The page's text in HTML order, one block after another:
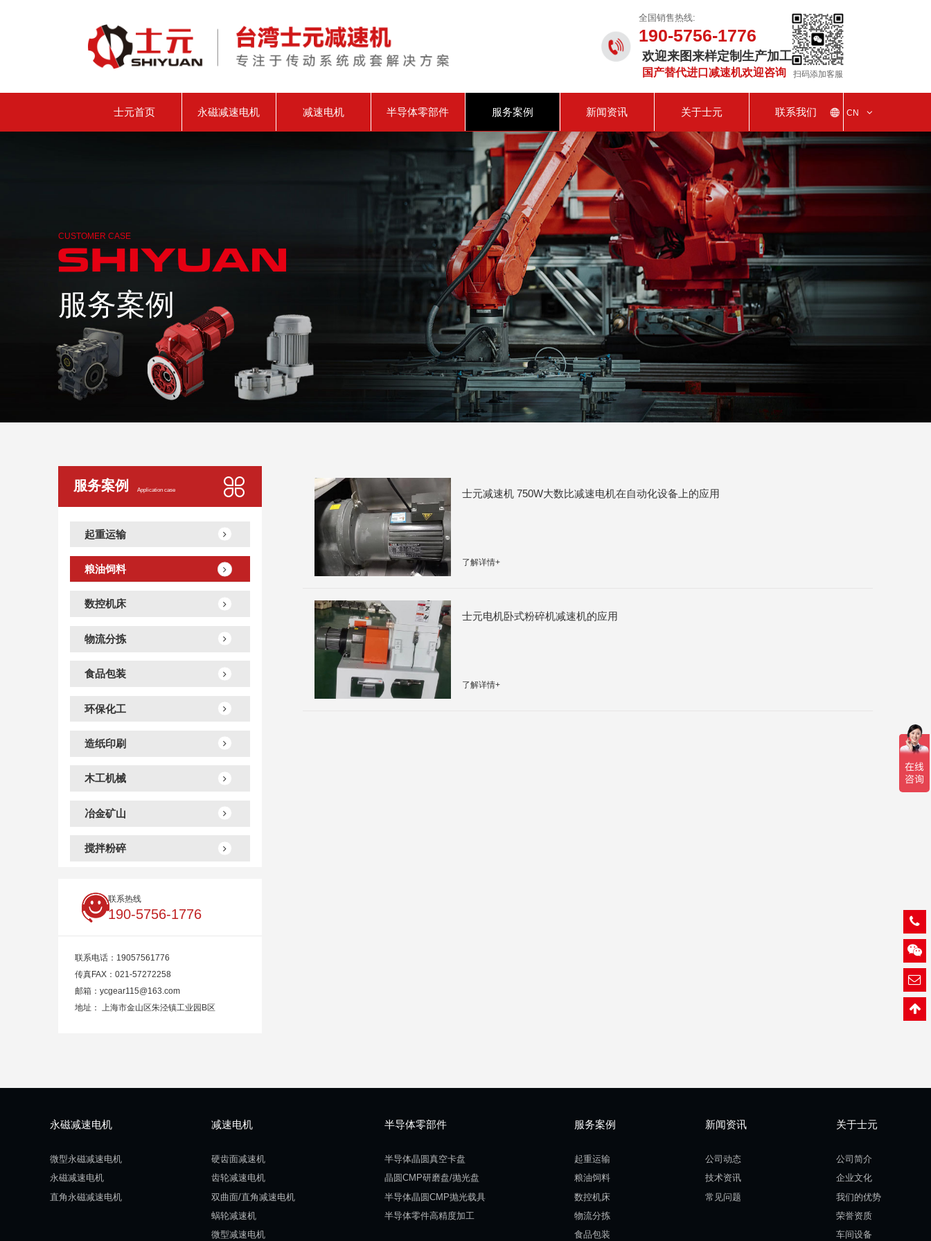
全国销售热线:
190-5756-1776
欢迎来图来样定制生产加工
国产替代进口减速机欢迎咨询 扫码添加客服
士元首页 永磁减速电机 减速电机 半导体零部件 服务案例 新闻资讯 关于士元 联系我们 CN
CUSTOMER CASE
服务案例
服务案例 Application case
起重运输
粮油饲料
数控机床
物流分拣
食品包装
环保化工
造纸印刷
木工机械
冶金矿山
搅拌粉碎
联系热线
190-5756-1776
联系电话： 19057561776
传真FAX： 021-57272258
邮箱： ycgear115@163.com
地址：
上海市金山区朱泾镇工业园B区
士元减速机 750W大数比减速电机在自动化设备上的应用
了解详情+
士元电机卧式粉碎机减速机的应用
了解详情+
永磁减速电机
微型永磁减速电机
永磁减速电机
直角永磁减速电机
减速电机
硬齿面减速机
齿轮减速电机
双曲面/直角减速电机
蜗轮减速机
微型减速电机
半导体零部件
半导体晶圆真空卡盘
晶圆CMP研磨盘/抛光盘
半导体晶圆CMP抛光载具
半导体零件高精度加工
服务案例
起重运输
粮油饲料
数控机床
物流分拣
食品包装
新闻资讯
公司动态
技术资讯
常见问题
关于士元
公司简介
企业文化
我们的优势
荣誉资质
车间设备